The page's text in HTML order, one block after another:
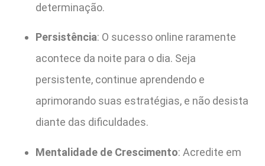
determinação.
Persistência: O sucesso online raramente
acontece da noite para o dia. Seja
persistente, continue aprendendo e
aprimorando suas estratégias, e não desista
diante das dificuldades.
Mentalidade de Crescimento: Acredite em